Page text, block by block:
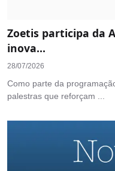
Zoetis participa da
inova...
28/07/2026
Como parte da
palestras que reforçam ...